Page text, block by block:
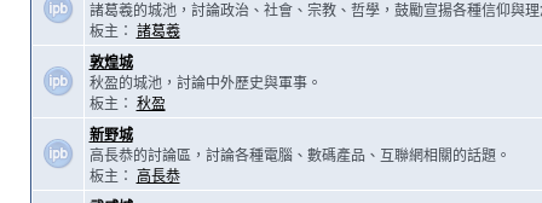
諸葛羲的城池，討論政治、社會、宗教、哲學，鼓勵宣揚各種信仰與理
板主： 諸葛羲
敦煌城
秋盈的城池，討論中外歷史與軍事。
板主： 秋盈
新野城
高長恭的討論區，討論各種電腦、數碼產品、互聯網相關的話題。
板主：
高長恭